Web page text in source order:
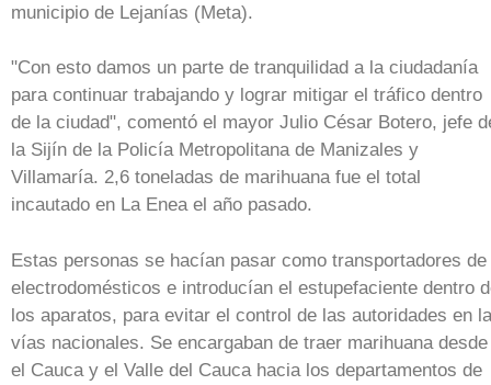
municipio de Lejanías (Meta).
"Con esto damos un parte de tranquilidad a la ciudadanía
para continuar trabajando y lograr mitigar el tráfico dentro
de la ciudad", comentó el mayor Julio César Botero, jefe
la Sijín de la Policía Metropolitana de Manizales y
Villamaría. 2,6 toneladas de marihuana fue el total
incautado en La Enea el año pasado.
Estas personas se hacían pasar como transportadores de
electrodomésticos e introducían el estupefaciente dentro
los aparatos, para evitar el control de las autoridades en
vías nacionales. Se encargaban de traer marihuana desde
el Cauca y el Valle del Cauca hacia los departamentos de